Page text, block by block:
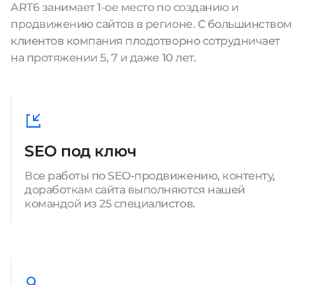
ART6 занимает 1-ое место по созданию и
продвижению сайтов в регионе. С большинством
клиентов компания плодотворно сотрудничает
на протяжении 5, 7 и даже 10 лет.
SEO под ключ
Все работы по SEO-продвижению, контенту,
доработкам сайта выполняются нашей
командой из 25 специалистов.